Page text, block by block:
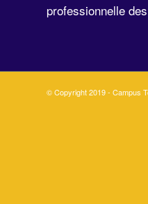
professionnelle
© Copyright 2019 - Campus